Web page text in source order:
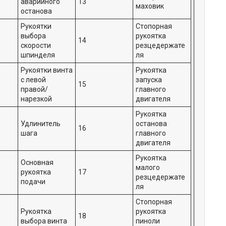
останова
маховик
Рукоятки
выбора
скорости
шпинделя
14
Стопорная
рукоятка
резцедержате
ля
Рукоятки винта
с левой
правой/
нарезкой
15
Рукоятка
запуска
главного
двигателя
Удлинитель
шага
16
Рукоятка
останова
главного
двигателя
Основная
рукоятка
подачи
17
Рукоятка
малого
резцедержате
ля
Рукоятка
выбора винта
18
Стопорная
рукоятка
пиноли